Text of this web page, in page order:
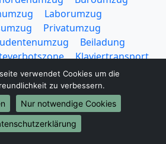
Laborumzug
Privatumzug
Beiladung
Klaviertransport
Möbeltaxi
Umzugskartons
verwendet Cookies um die
zu verbessern.
Nur notwendige Cookies